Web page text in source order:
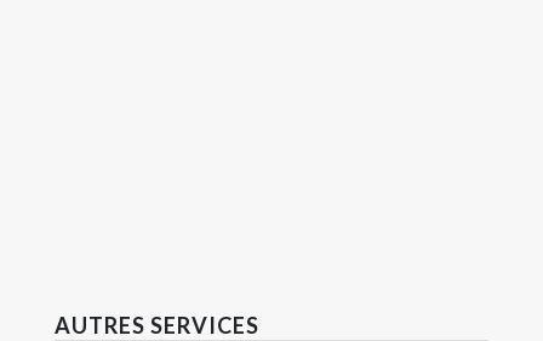
AUTRES SERVICES